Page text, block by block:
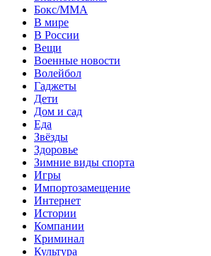
Бокс/MMA
В мире
В России
Вещи
Военные новости
Волейбол
Гаджеты
Дети
Дом и сад
Еда
Звёзды
Здоровье
Зимние виды спорта
Игры
Импортозамещение
Интернет
Истории
Компании
Криминал
Культура